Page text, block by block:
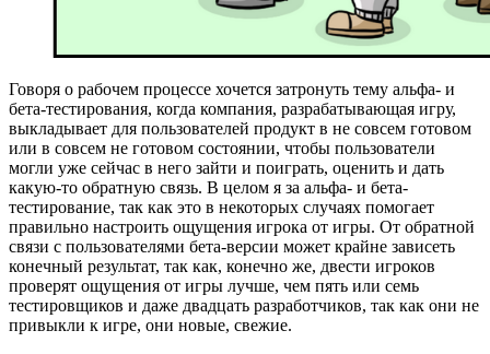
Говоря о рабочем процессе хочется затронуть тему альфа- и
бета-тестирования, когда компания, разрабатывающая игру,
выкладывает для пользователей продукт в не совсем готовом
или в совсем не готовом состоянии, чтобы пользователи
могли уже сейчас в него зайти и поиграть, оценить и дать
какую-то обратную связь. В целом я за альфа- и бета-
тестирование, так как это в некоторых случаях помогает
правильно настроить ощущения игрока от игры. От обратной
связи с пользователями бета-версии может крайне зависеть
конечный результат, так как, конечно же, двести игроков
проверят ощущения от игры лучше, чем пять или семь
тестировщиков и даже двадцать разработчиков, так как они не
привыкли к игре, они новые, свежие.